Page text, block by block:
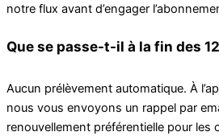
notre flux avant d’engager
Que se passe-t-il à la fin des
Aucun prélèvement automatique. À
nous vous envoyons un rappel par
renouvellement préférentielle pour les